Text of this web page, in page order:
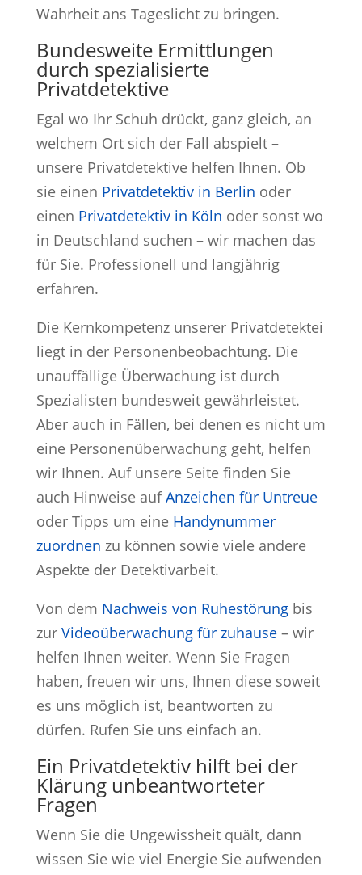
Wahrheit ans Tageslicht zu bringen.
Bundesweite Ermittlungen
durch spezialisierte
Privatdetektive
Egal wo Ihr Schuh drückt, ganz gleich, an
welchem Ort sich der Fall abspielt –
unsere Privatdetektive helfen Ihnen. Ob
sie einen Privatdetektiv in Berlin oder
einen Privatdetektiv in Köln oder sonst wo
in Deutschland suchen – wir machen das
für Sie. Professionell und langjährig
erfahren.
Die Kernkompetenz unserer Privatdetektei
liegt in der Personenbeobachtung. Die
unauffällige Überwachung ist durch
Spezialisten bundesweit gewährleistet.
Aber auch in Fällen, bei denen es nicht um
eine Personenüberwachung geht, helfen
wir Ihnen. Auf unsere Seite finden Sie
auch Hinweise aufAnzeichen für Untreue
oder Tipps um eine Handynummer
zuordnen zu können sowie viele andere
Aspekte der Detektivarbeit.
Von dem Nachweis von Ruhestörungbis
zur Videoüberwachung für zuhause– wir
helfen Ihnen weiter. Wenn Sie Fragen
haben, freuen wir uns, Ihnen diese soweit
es uns möglich ist, beantworten zu
dürfen. Rufen Sie uns einfach an.
Ein Privatdetektiv hilft bei der
Klärung unbeantworteter
Fragen
Wenn Sie die Ungewissheit quält, dann
wissen Sie wie viel Energie Sie aufwenden